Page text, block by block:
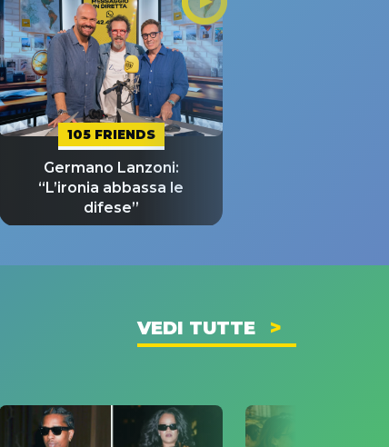
105 FRIENDS
Germano Lanzoni:
“L’ironia abbassa le
difese”
VEDI TUTTE